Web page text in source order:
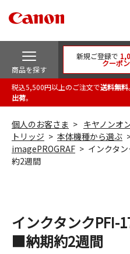
商品を探す
新規ご登録で
クーポ
税込5,500円以上のご注文で送料無料
出荷。
個人のお客さま キヤノンオ
トリッジ
本体機種から選ぶ
imagePROGRAF
インクタ
約2週間
インクタンクPFI-
■納期約2週間